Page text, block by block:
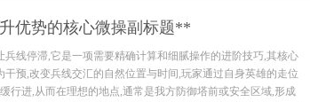
优势的核心微操副标题**
线停滞,它是一项需要精确计算和细腻操作的进阶技巧,其核心
预,改变兵线交汇的自然位置与时间,玩家通过自身英雄的走位
行进,从而在理想的地点,通常是我方防御塔前或安全区域,形成